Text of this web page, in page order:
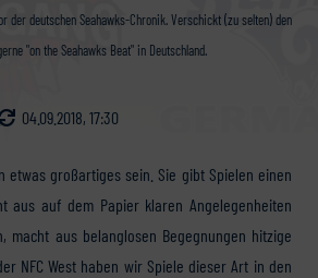
der deutschen Seahawks-Chronik. Verschickt (zu selten) den
"on the Seahawks Beat" in Deutschland.
04.09.2018, 17:30
etwas großartiges sein. Sie gibt Spielen einen
aus auf dem Papier klaren Angelegenheiten
macht aus belanglosen Begegnungen hitzige
NFC West haben wir Spiele dieser Art in den